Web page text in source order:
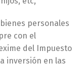
personales
con el
del Impuesto
inversión en las